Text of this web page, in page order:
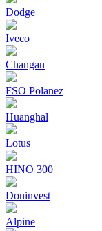
Dodge
Iveco
Changan
FSO Polanez
Huanghal
Lotus
HINO 300
Doninvest
Alpine